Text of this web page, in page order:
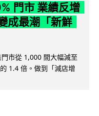
門市 業績反增
成最潮「新鮮
市從 1,000 間大幅減至
1.4 倍。做到「減店增